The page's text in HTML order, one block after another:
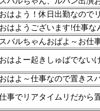
おはよう！休日出勤なので
おはようございます!仕事な
スバルちゃんおぱよ～お仕
おはよー起きしゅばでない
おはよ～仕事なので置きス
事でリアタイムリだから